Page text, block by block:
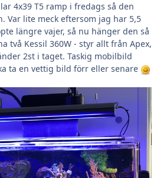
4x39 T5 ramp i fredags så den
Var lite meck eftersom jag har 5,5
längre vajer, så nu hänger den så
två Kessil 360W - styr allt från Apex,
2st i taget. Taskig mobilbild
ta en vettig bild förr eller senare